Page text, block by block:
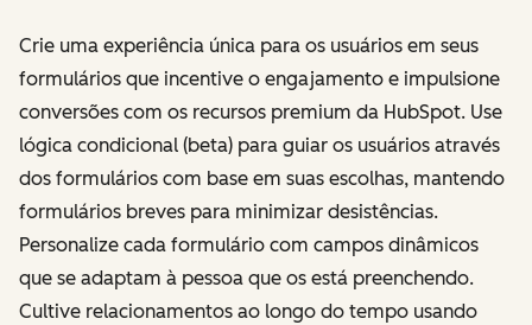
Crie uma experiência única para os usuários em seus
formulários que incentive o engajamento e impulsione
conversões com os recursos premium da HubSpot. Use
lógica condicional (beta) para guiar os usuários através
dos formulários com base em suas escolhas, mantendo
formulários breves para minimizar desistências.
Personalize cada formulário com campos dinâmicos
que se adaptam à pessoa que os está preenchendo.
Cultive relacionamentos ao longo do tempo usando